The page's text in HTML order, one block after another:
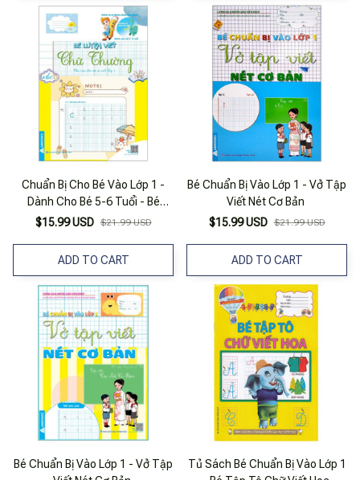
Chuẩn Bị Cho Bé Vào Lớp 1 -
Dành Cho Bé 5-6 Tuổi - Bé
Luyện Viết Chữ Thường
$15.99 USD $21.99 USD
ADD TO CART
Bé Chuẩn Bị Vào Lớp 1 - Vở Tập
Viết Nét Cơ Bản
$15.99 USD $21.99 USD
ADD TO CART
Bé Chuẩn Bị Vào Lớp 1 - Vở Tập
Tủ Sách Bé Chuẩn Bị Vào Lớp 1